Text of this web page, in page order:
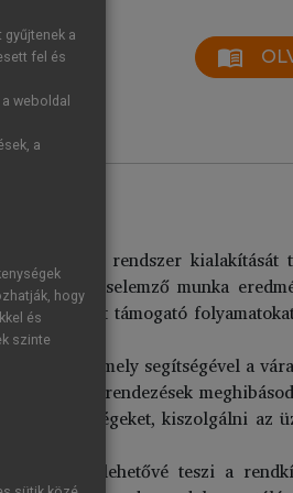
menu_book
irányítási rendszer kialakítását
hatáselemző munka
támogató
Plan), amely segítségével a
berendezések
tevékenységeket, kiszolgálni az
amely lehetővé teszi a
a
fel és
weboldal
a
hogy
és
szinte